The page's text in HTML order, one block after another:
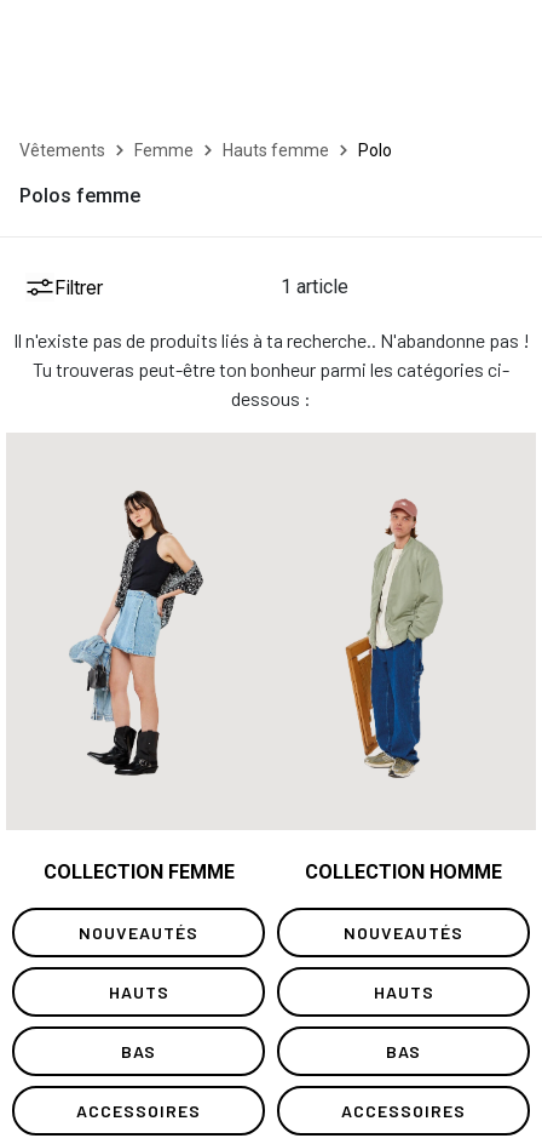
Vêtements Femme Hauts femme Polo
Polos femme
Filtrer 1 article
Il n'existe pas de produits liés à ta recherche.. N'abandonne pas !
Tu trouveras peut-être ton bonheur parmi les catégories ci-
dessous :
COLLECTION FEMME
NOUVEAUTÉS
HAUTS
BAS
ACCESSOIRES
COLLECTION HOMME
NOUVEAUTÉS
HAUTS
BAS
ACCESSOIRES